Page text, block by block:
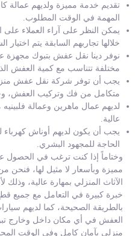
تقديم خدمة مميزة ولديهم عمالة
المهمة في الوقت المطلوب.
يمكن النظر على آراء العملاء على
خلالها تجاربهم السابقة يتم اختيار
نوفر دينا نقل عفش بتبوك مجهزة
مختلفة تتناسب مع كمية العفش
يجب أن توفر شركة نقل عفش
متكامل من فك وتركيب العفش،
لديهم عمال ماهرين وعمالة فلبينيه
عالية.
يجب أن يكون لديهم أوناش كهرباء
الحاجة للمجهود البشري.
وختاماً إذا كنت ترغب في الحصول
مميزة وبأسعار لا مثيل لها،
الآثاث المنزلي بمهارة عالية، وذلك
خبرة كبيرة في التعامل مع جميع
بالطريقة الصحيحة، كما لديهم
العفش في أي مكان داخل وخارج
منزلي بآمان كامل وفي الوقت